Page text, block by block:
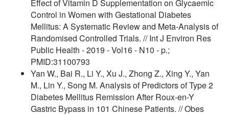
Effect of Vitamin D Supplementation on Glycaemic
Control in Women with Gestational Diabetes
Mellitus: A Systematic Review and Meta-Analysis of
Randomised Controlled Trials. // Int J Environ Res
Public Health - 2019 - Vol16 - N10 - p.;
PMID:31100793
Yan W., Bai R., Li Y., Xu J., Zhong Z., Xing Y., Yan
M., Lin Y., Song M. Analysis of Predictors of Type 2
Diabetes Mellitus Remission After Roux-en-Y
Gastric Bypass in 101 Chinese Patients. // Obes